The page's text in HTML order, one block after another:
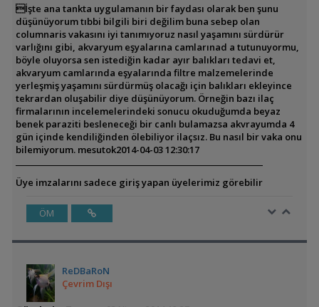
İşte ana tankta uygulamanın bir faydası olarak ben şunu
düşünüyorum tıbbi bilgili biri değilim buna sebep olan
columnaris vakasını iyi tanımıyoruz nasıl yaşamını sürdürür
varlığını gibi, akvaryum eşyalarına camlarınad a tutunuyormu,
böyle oluyorsa sen istediğin kadar ayır balıkları tedavi et,
akvaryum camlarında eşyalarında filtre malzemelerinde
yerleşmiş yaşamını sürdürmüş olacağı için balıkları ekleyince
tekrardan oluşabilir diye düşünüyorum. Örneğin bazı ilaç
firmalarının incelemelerindeki sonucu okuduğumda beyaz
benek paraziti besleneceği bir canlı bulamazsa akvrayumda 4
gün içinde kendiliğinden ölebiliyor ilaçsız. Bu nasıl bir vaka onu
bilemiyorum. mesutok2014-04-03 12:30:17
Üye imzalarını sadece giriş yapan üyelerimiz görebilir
ÖM
ReDBaRoN
Çevrim Dışı